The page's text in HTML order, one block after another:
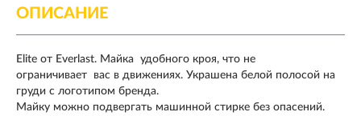
ОПИСАНИЕ
Elite от Everlast. Майка удобного кроя, что не
ограничивает вас в движениях. Украшена белой полосой на
груди с логотипом бренда.
Майку можно подвергать машинной стирке без опасений.